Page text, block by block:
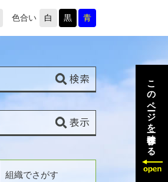
色合い 白 黒 青
組織でさがす
このページを一時保存する